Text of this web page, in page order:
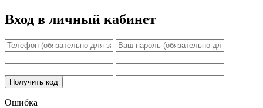
Вход в личный кабинет
Ошибка